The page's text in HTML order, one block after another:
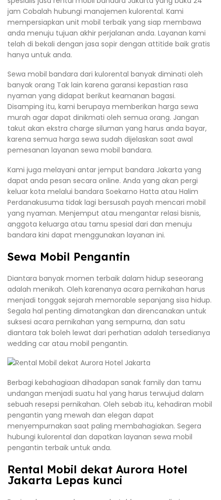
jam Cobalah hubungi manajemen kulorental. Kami
mempersiapkan unit mobil terbaik yang siap membawa
anda menuju tujuan akhir perjalanan anda. Layanan kami
telah di bekali dengan jasa sopir dengan attitide baik gratis
hanya untuk anda.
Sewa mobil bandara dari kulorental banyak diminati oleh
banyak orang Tak lain karena garansi kepastian rasa
nyaman yang didapat berikut keamanan bagasi.
Disamping itu, kami berupaya memberikan harga sewa
murah agar dapat dinikmati oleh semua orang. Jangan
takut akan ekstra charge siluman yang harus anda bayar,
karena semua harga sewa sudah dijelaskan saat awal
pemesanan layanan sewa mobil bandara.
Kami juga melayani antar jemput bandara Jakarta yang
dapat anda pesan secara online. Anda yang akan pergi
keluar kota melalui bandara Soekarno Hatta atau Halim
Perdanakusuma tidak lagi bersusah payah mencari mobil
yang nyaman. Menjemput atau mengantar relasi bisnis,
anggota keluarga atau tamu spesial dari dan menuju
bandara kini dapat menggunakan layanan ini.
Sewa Mobil Pengantin
Diantara banyak momen terbaik dalam hidup seseorang
adalah menikah. Oleh karenanya acara pernikahan harus
menjadi tonggak sejarah memorable sepanjang sisa hidup.
Segala hal penting dimatangkan dan direncanakan untuk
suksesi acara pernikahan yang sempurna, dan satu
diantara tak boleh lewat dari perhatian adalah tersedianya
wedding car atau mobil pengantin.
Berbagi kebahagiaan dihadapan sanak family dan tamu
undangan menjadi suatu hal yang harus terwujud dalam
sebuah resepsi pernikahan. Oleh sebab itu, kehadiran mobil
pengantin yang mewah dan elegan dapat
menyempurnakan saat paling membahagiakan. Segera
hubungi kulorental dan dapatkan layanan sewa mobil
pengantin terbaik untuk anda.
Rental Mobil dekat Aurora Hotel
Jakarta Lepas kunci